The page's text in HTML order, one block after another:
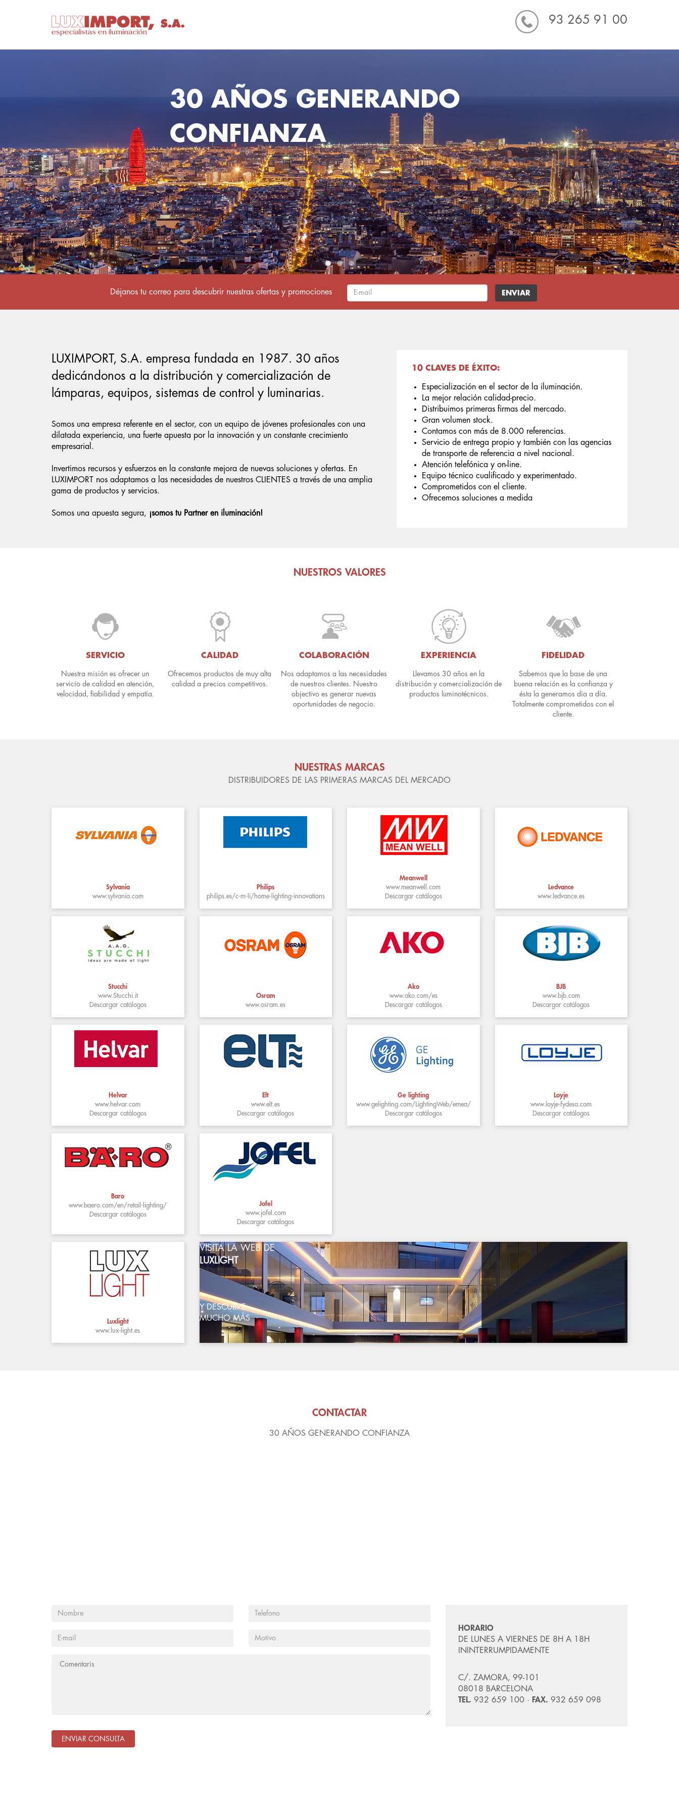
93 265 91 00
30 AÑOS GENERANDO
CONFIANZA
Déjanos tu correo para descubrir nuestras ofertas y promociones
LUXIMPORT, S.A. empresa fundada en 1987. 30 años
dedicándonos a la distribución y comercialización de
lámparas, equipos, sistemas de control y luminarias.
Somos una empresa referente en el sector, con un equipo de jóvenes profesionales con una
dilatada experiencia, una fuerte apuesta por la innovación y un constante crecimiento
empresarial.
Invertimos recursos y esfuerzos en la constante mejora de nuevas soluciones y ofertas. En
LUXIMPORT nos adaptamos a las necesidades de nuestros CLIENTES a través de una amplia
gama de productos y servicios.
Somos una apuesta segura, ¡somos tu Partner en iluminación!
10 CLAVES DE ÉXITO:
Especialización en el sector de la iluminación.
La mejor relación calidad-precio.
Distribuimos primeras firmas del mercado.
Gran volumen stock.
Contamos con más de 8.000 referencias.
Servicio de entrega propio y también con las agencias
de transporte de referencia a nivel nacional.
Atención telefónica y on-line.
Equipo técnico cualificado y experimentado.
Comprometidos con el cliente.
Ofrecemos soluciones a medida
NUESTROS VALORES
SERVICIO
Nuestra misión es ofrecer un
servicio de calidad en atención,
velocidad, fiabilidad y empatía.
CALIDAD
Ofrecemos productos de muy alta
calidad a precios competitivos.
COLABORACIÓN
Nos adaptamos a las necesidades
de nuestros clientes. Nuestro
objectivo es generar nuevas
oportunidades de negocio.
EXPERIENCIA
Llevamos 30 años en la
distribución y comercialización de
productos luminotécnicos.
FIDELIDAD
Sabemos que la base de una
buena relación es la confianza y
ésta la generamos día a día.
Totalmente comprometidos con el
cliente.
NUESTRAS MARCAS
DISTRIBUIDORES DE LAS PRIMERAS MARCAS DEL MERCADO
Sylvania
www.sylvania.com
Philips
philips.es/c-m-li/home-lighting-innovations
Meanwell
www.meanwell.com
Descargar catálogos
Ledvance
www.ledvance.es
Stucchi
www.Stucchi.it
Descargar catálogos
Osram
www.osram.es
Ako
www.ako.com/es
Descargar catálogos
BJB
www.bjb.com
Descargar catálogos
Helvar
www.helvar.com
Descargar catálogos
Elt
www.elt.es
Descargar catálogos
Ge lighting
www.gelighting.com/LightingWeb/emea/
Descargar catálogos
Loyje
www.loyje-fydesa.com
Descargar catálogos
Baro
www.baero.com/en/retail-lighting/
Descargar catálogos
Jofel
www.jofel.com
Descargar catálogos
Luxlight
www.lux-light.es
VISITA LA WEB DE
LUXLIGHT
Y DESCUBRE
MUCHO MÁS
CONTACTAR
30 AÑOS GENERANDO CONFIANZA
HORARIO
DE LUNES A VIERNES DE 8H A 18H
ININTERRUMPIDAMENTE
C/. ZAMORA, 99-101
08018 BARCELONA
TEL. 932 659 100 · FAX. 932 659 098